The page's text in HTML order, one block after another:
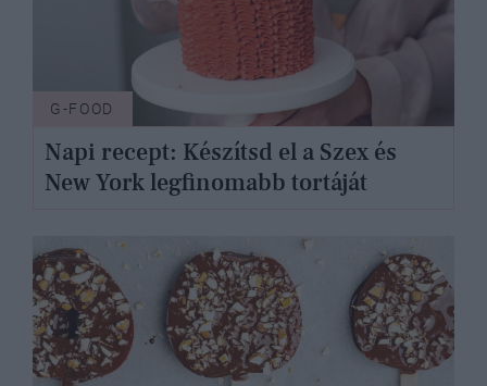
G-FOOD
Napi recept: Készítsd el a Szex és
New York legfinomabb tortáját